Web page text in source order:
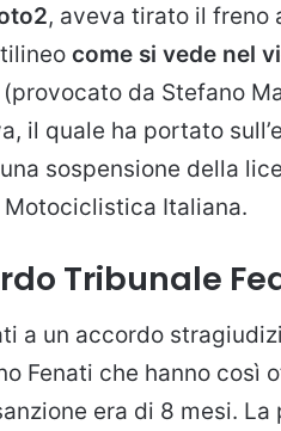
, aveva tirato il freno
come si vede nel
da Stefano
il quale ha portato
sospensione della
Motociclistica Italiana.
Tribunale
a un accordo
Fenati che hanno così
era di 8 mesi.